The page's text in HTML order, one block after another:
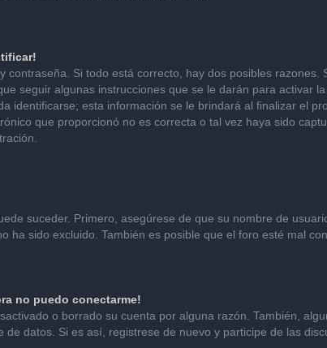
contraseña. Si todo está correcto, hay dos posibles
seguir algunas instrucciones que se le darán para activar
identificarse; esta información se le brindará al finalizar el
que proporcionó no es correcta o tal vez haya sido
suceder. Primero, asegúrese de que su nombre de
ha sido excluido. También es posible que el foro esté mal
no puedo conectarme!
o borrado su cuenta por alguna razón. También,
datos. Si es así, registrese de nuevo y participe de las